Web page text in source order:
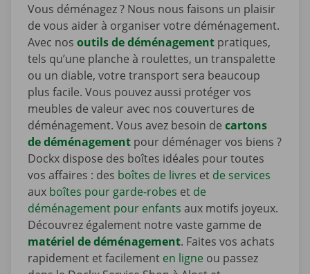
Vous déménagez ? Nous nous faisons un plaisir
de vous aider à organiser votre déménagement.
Avec nos outils de déménagement pratiques,
tels qu’une planche à roulettes, un transpalette
ou un diable, votre transport sera beaucoup
plus facile. Vous pouvez aussi protéger vos
meubles de valeur avec nos couvertures de
déménagement. Vous avez besoin de cartons
de déménagement pour déménager vos biens ?
Dockx dispose des boîtes idéales pour toutes
vos affaires : des boîtes de livres et de services
aux boîtes pour garde-robes et de
déménagement pour enfants aux motifs joyeux.
Découvrez également notre vaste gamme de
matériel de déménagement. Faites vos achats
rapidement et facilement en ligne ou passez